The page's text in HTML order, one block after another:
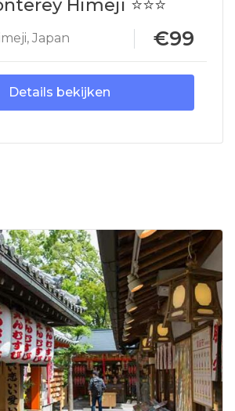
Himeji ⭐⭐⭐
, Japan €99
Details bekijken